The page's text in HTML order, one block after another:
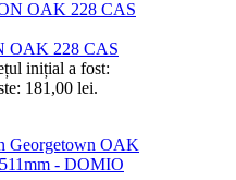
OAK 228 CAS
inițial a fost:
181,00 lei.